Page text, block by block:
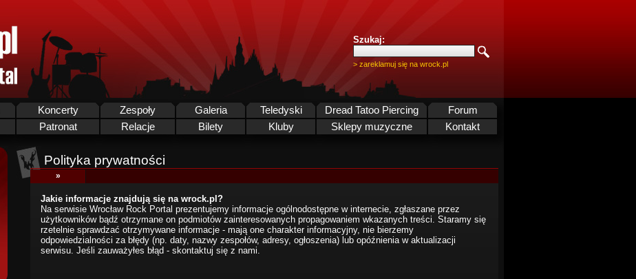
Szukaj:
> zareklamuj się na wrock.pl
Koncerty Zespoły Galeria Teledyski Dread Tatoo Piercing
Forum
Patronat Relacje Bilety Kluby Sklepy muzyczne Kontakt
Polityka prywatności
»
Jakie informacje znajdują się na wrock.pl?
Na serwisie Wrocław Rock Portal prezentujemy informacje ogólnodostępne w internecie, zgłaszane przez
użytkowników bądź otrzymane on podmiotów zainteresowanych propagowaniem wkazanych treści. Staramy się
rzetelnie sprawdzać otrzymywane informacje - mają one charakter informacyjny, nie bierzemy
odpowiedzialności za błędy (np. daty, nazwy zespołów, adresy, ogłoszenia) lub opóźnienia w aktualizacji
serwisu. Jeśli zauważyłes błąd - skontaktuj się z nami.